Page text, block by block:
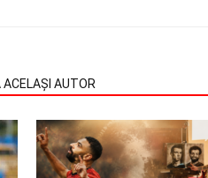
ACELAȘI AUTOR